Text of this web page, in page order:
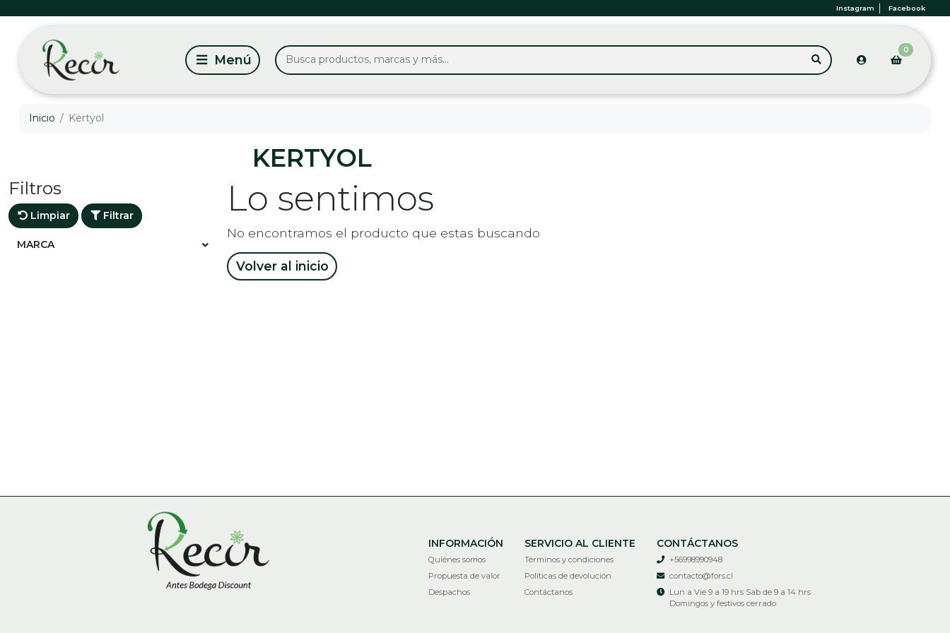
Instagram Facebook
0
Inicio Kertyol
KERTYOL
Filtros
Limpiar Filtrar
MARCA
Lo sentimos
No encontramos el producto que estas buscando
Volver al inicio
INFORMACIÓN
Quiénes somos
Propuesta de valor
Despachos
SERVICIO AL CLIENTE
Términos y condiciones
Políticas de devolución
Contáctanos
CONTÁCTANOS
+56998990948
contacto@fors.cl
Lun a Vie 9 a 19 hrs Sab de 9 a 14 hrs
Domingos y festivos cerrado